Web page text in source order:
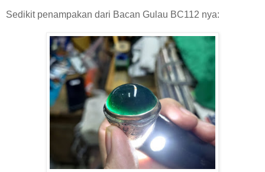
Sedikit penampakan dari Bacan Gulau BC112 nya: